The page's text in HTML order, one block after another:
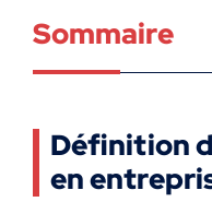
Sommaire
Définition
en